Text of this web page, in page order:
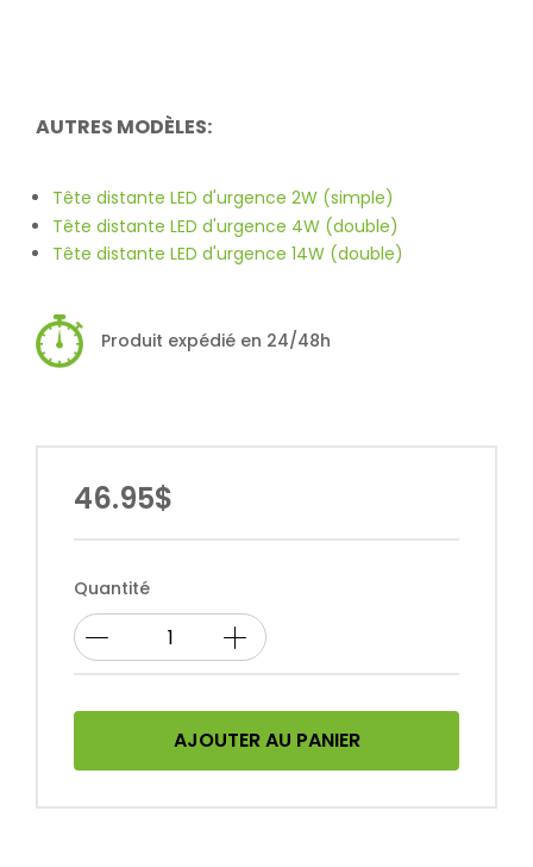
AUTRES MODÈLES:
Tête distante LED d'urgence 2W (simple)
Tête distante LED d'urgence 4W (double)
Tête distante LED d'urgence 14W (double)
Produit expédié en 24/48h
46.95$
Quantité
AJOUTER AU PANIER